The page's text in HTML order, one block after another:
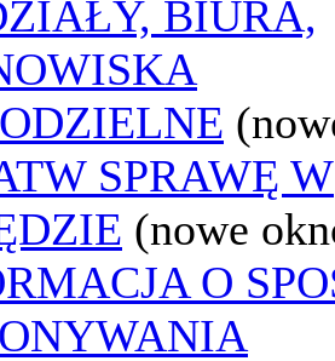
BIURA,
SPRAWĘ W
(nowe
O